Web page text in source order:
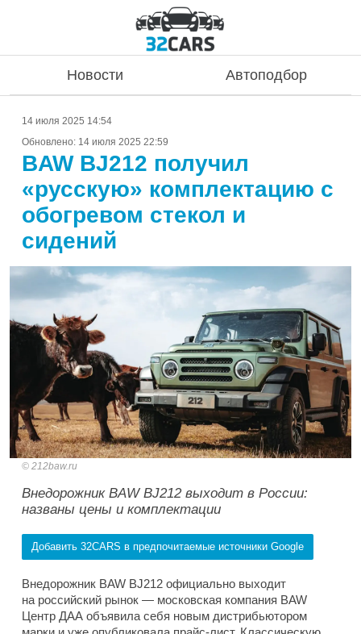
Новости Автоподбор
14 июля 2025 14:54
Обновлено: 14 июля 2025 22:59
BAW BJ212 получил
«русскую» комплектацию с
обогревом стекол и
сидений
212baw.ru
Внедорожник BAW BJ212 выходит в России:
названы цены и комплектации
Добавить 32CARS в предпочитаемые источники Google
Внедорожник BAW BJ212 официально выходит
на российский рынок — московская компания BAW
Центр ДАА объявила себя новым дистрибьютором